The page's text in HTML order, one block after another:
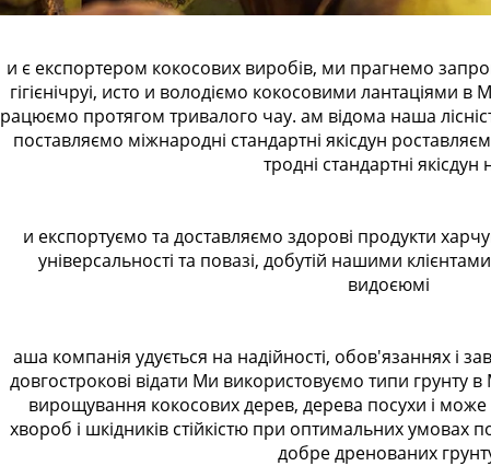
и є експортером кокосових виробів, ми прагнемо
гігієнічруі, исто и володіємо кокосовими лантаціями в
рацюємо протягом тривалого чау. ам відома наша
поставляємо міжнародні стандартні якісдун
тродні стандартні якісдун
и експортуємо та доставляємо здорові продукти
універсальності та повазі, добутій нашими
видоєюмі
аша компанія удується на надійності, обов'язаннях і
довгострокові відати Ми використовуємо типи грунту в
вирощування кокосових дерев, дерева посухи і
хвороб і шкідників стійкістю при оптимальних умовах
добре дренованих